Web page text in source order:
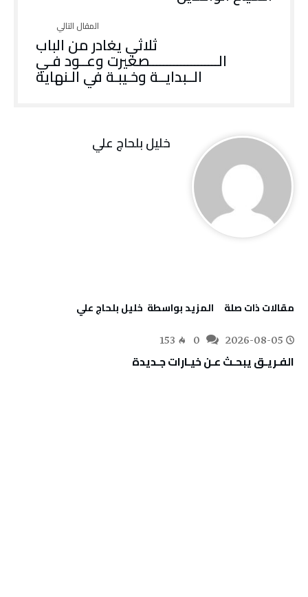
‬الــبدايــة‭ ‬وخـيبـة‭ ‬في‭ ‬الـنهاية
خليل‭ ‬بلحاج‭ ‬علي
‫مقالات ذات صلة‬ ‫‫المزيد بواسطة‬ ‬ خليل‭ ‬بلحاج‭ ‬علي
2026-08-05
153
الفـريـق‭ ‬يبحـث‭ ‬عـن‭ ‬خيـارات‭ ‬جـديدة